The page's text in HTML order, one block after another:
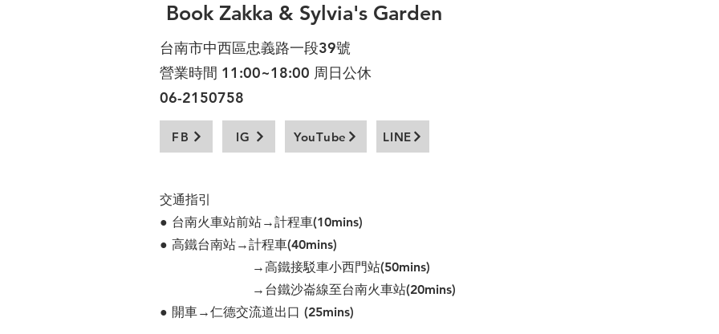
Book Zakka & Sylvia's Garden
台南市中西區忠義路一段39號
營業時間 11:00~18:00 周日公休
06-2150758
FB IG YouTube LINE
交通指引
● 台南火車站前站→計程車(10mins)
● 高鐵台南站→計程車(40mins)
→高鐵接駁車小西門站(50mins)
→台鐵沙崙線至台南火車站(20mins)
● 開車→仁德交流道出口 (25mins)